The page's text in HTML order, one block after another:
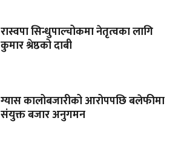
रास्वपा सिन्धुपाल्चोकमा नेतृत्वका लागि
कुमार श्रेष्ठको दाबी
ग्यास कालोबजारीको आरोपपछि बलेफीमा
संयुक्त बजार अनुगमन